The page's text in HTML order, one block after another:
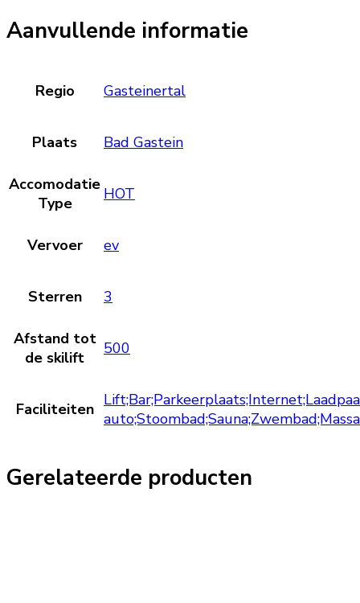
Aanvullende informatie
Regio Gasteinertal
Plaats Bad Gastein
Accomodatie
Type
HOT
Vervoer ev
Sterren 3
Afstand tot
de skilift
500
Faciliteiten
Gerelateerde producten